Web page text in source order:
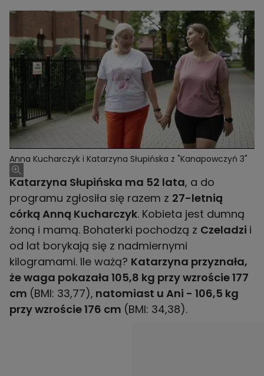
Anna Kucharczyk i Katarzyna Słupińska z "Kanapowczyń 3"
Katarzyna Słupińska ma 52 lata, a do
programu zgłosiła się razem z 27-letnią
córką Anną Kucharczyk. Kobieta jest dumną
żoną i mamą. Bohaterki pochodzą z Czeladzi i
od lat borykają się z nadmiernymi
kilogramami. Ile ważą? Katarzyna przyznała,
że waga pokazała 105,8 kg przy wzroście 177
cm (BMI: 33,77), natomiast u Ani - 106,5 kg
przy wzroście 176 cm (BMI: 34,38).